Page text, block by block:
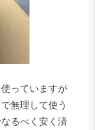
っていますが
無理して使う
るべく安く済